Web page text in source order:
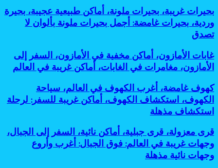
وأخطر
وجهات
نائية
للمغامرين
وجهات
غير
معروفة:
جزر
مخفية
كأنها
الخريطة
في
العالم،
أساطير
الغابات،
أماكن
مرعبة
للسفر،
غامضة
بحيرات
غريبة،
بحيرات
ملونة،
طبيعية
عجيبة،
بحيرة
وردية،
بحيرات
غامضة:
أجمل
ملونة
بألوان
لا
تصدق
بحيرات غريبة، بحيرات ملونة، أماكن طبيعية عجيبة، بحيرة
وردية، بحيرات غامضة: أجمل بحيرات ملونة بألوان لا
تصدق
غابات
الأمازون،
أماكن
في
الأمازون،
السفر
إلى
الأمازون،
مغامرات
في
الغابات،
غابات الأمازون، أماكن مخفية في الأمازون، السفر إلى
الأمازون، مغامرات في الغابات، أماكن غريبة في العالم
كهوف
غامضة،
أغرب
الكهوف
العالم،
سياحة
الكهوف،
استكشاف
كهوف غامضة، أغرب الكهوف في العالم، سياحة
الكهوف، استكشاف الكهوف، أماكن غريبة للسفر: لرحلة
استكشاف مذهلة
قرى
معزولة،
قرى
جبلية،
قرى معزولة، قرى جبلية، أماكن نائية، السفر إلى الجبال،
وجهات غريبة في العالم: فوق الجبال: أغرب وأروع
وجهات نائية مذهلة